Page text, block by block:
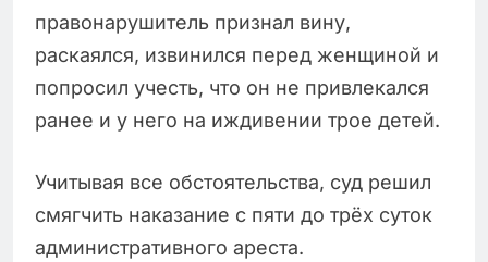
правонарушитель признал вину,
раскаялся, извинился перед женщиной и
попросил учесть, что он не привлекался
ранее и у него на иждивении трое детей.
Учитывая все обстоятельства, суд решил
смягчить наказание с пяти до трёх суток
административного ареста.